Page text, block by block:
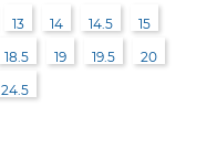
13 14 14.5
15
18.5 19 19.5
20
24.5